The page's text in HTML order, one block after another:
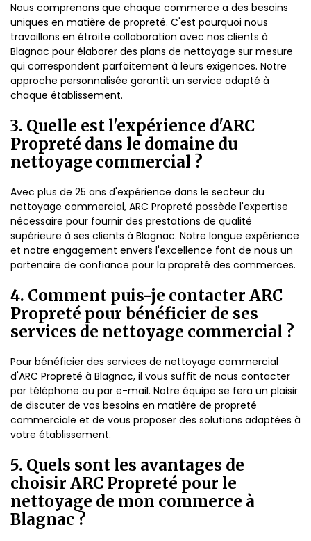
Nous comprenons que chaque commerce a des besoins
uniques en matière de propreté. C'est pourquoi nous
travaillons en étroite collaboration avec nos clients à
Blagnac pour élaborer des plans de nettoyage sur mesure
qui correspondent parfaitement à leurs exigences. Notre
approche personnalisée garantit un service adapté à
chaque établissement.
3. Quelle est l'expérience d'ARC
Propreté dans le domaine du
nettoyage commercial ?
Avec plus de 25 ans d'expérience dans le secteur du
nettoyage commercial, ARC Propreté possède l'expertise
nécessaire pour fournir des prestations de qualité
supérieure à ses clients à Blagnac. Notre longue expérience
et notre engagement envers l'excellence font de nous un
partenaire de confiance pour la propreté des commerces.
4. Comment puis-je contacter ARC
Propreté pour bénéficier de ses
services de nettoyage commercial ?
Pour bénéficier des services de nettoyage commercial
d'ARC Propreté à Blagnac, il vous suffit de nous contacter
par téléphone ou par e-mail. Notre équipe se fera un plaisir
de discuter de vos besoins en matière de propreté
commerciale et de vous proposer des solutions adaptées à
votre établissement.
5. Quels sont les avantages de
choisir ARC Propreté pour le
nettoyage de mon commerce à
Blagnac ?